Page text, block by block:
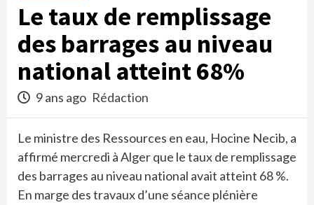
Le taux de remplissage
des barrages au niveau
national atteint 68%
9 ans ago Rédaction
Le ministre des Ressources en eau, Hocine Necib, a
affirmé mercredi à Alger que le taux de remplissage
des barrages au niveau national avait atteint 68 %.
En marge des travaux d’une séance plénière